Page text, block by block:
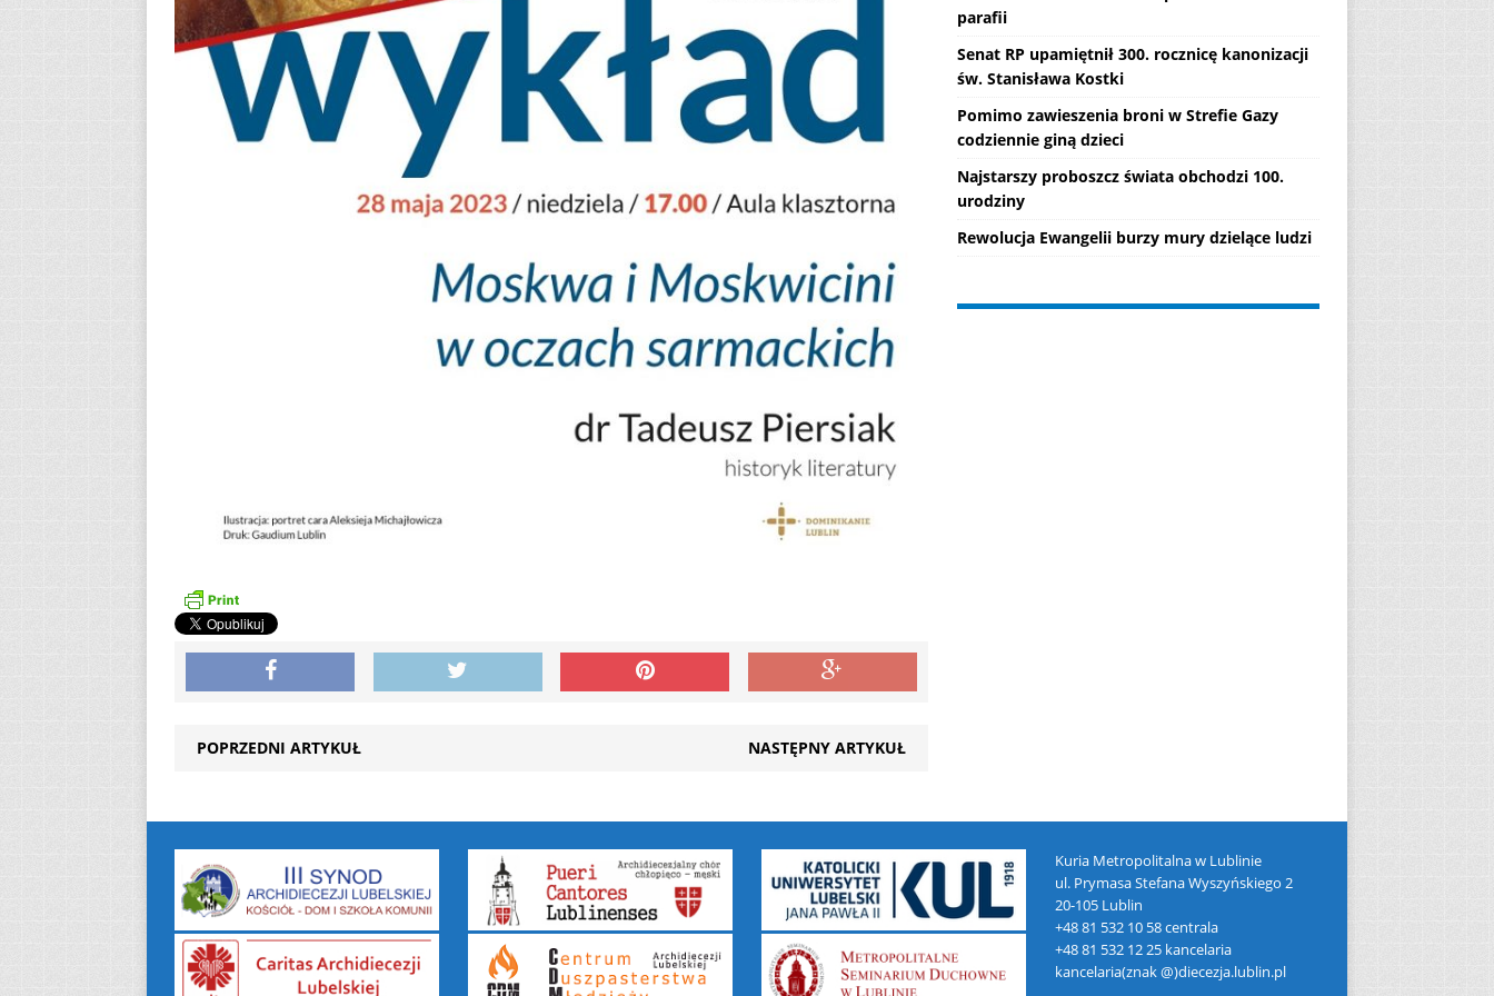
POPRZEDNI ARTYKUŁ NASTĘPNY ARTYKUŁ
parafii
Senat RP upamiętnił 300. rocznicę kanonizacji
św. Stanisława Kostki
Pomimo zawieszenia broni w Strefie Gazy
codziennie giną dzieci
Najstarszy proboszcz świata obchodzi 100.
urodziny
Rewolucja Ewangelii burzy mury dzielące ludzi
Kuria Metropolitalna w Lublinie
ul. Prymasa Stefana Wyszyńskiego 2
20-105 Lublin
+48 81 532 10 58 centrala
+48 81 532 12 25 kancelaria
kancelaria(znak @)diecezja.lublin.pl